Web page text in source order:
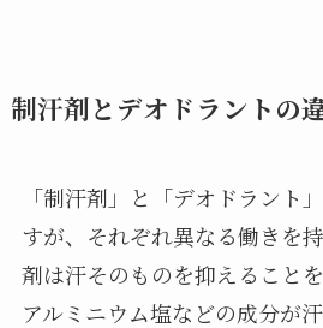
制汗剤とデオドラントの
「制汗剤」と「デオドラント
すが、それぞれ異なる働きを
剤は汗そのものを抑えること
アルミニウム塩などの成分が